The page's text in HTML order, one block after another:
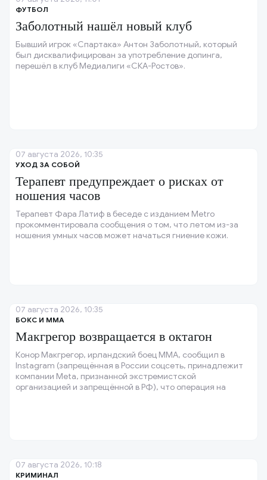
ФУТБОЛ
Заболотный нашёл новый клуб
Бывший игрок «Спартака» Антон Заболотный, который
был дисквалифицирован за употребление допинга,
перешёл в клуб Медиалиги «СКА-Ростов».
УХОД ЗА СОБОЙ
Терапевт предупреждает о рисках от
ношения часов
Терапевт Фара Латиф в беседе с изданием Metro
прокомментировала сообщения о том, что летом из-за
ношения умных часов может начаться гниение кожи.
07 августа 2026, 10:35
БОКС И ММА
Макгрегор возвращается в октагон
Конор Макгрегор, ирландский боец ММА, сообщил в
Instagram (запрещённая в России соцсеть, принадлежит
компании Meta, признанной экстремистской
организацией и запрещённой в РФ), что операция на
07 августа 2026, 10:35
КРИМИНАЛ
07 августа 2026, 10:18